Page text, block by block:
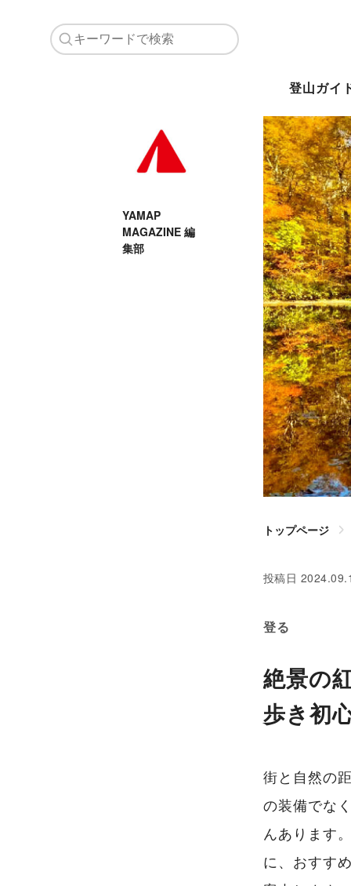
登山ガイ
YAMAP
MAGAZINE 編
集部
トップページ
投稿日
登る
絶景の
歩き初
街と自然の
の装備でな
んあります
に、おすす